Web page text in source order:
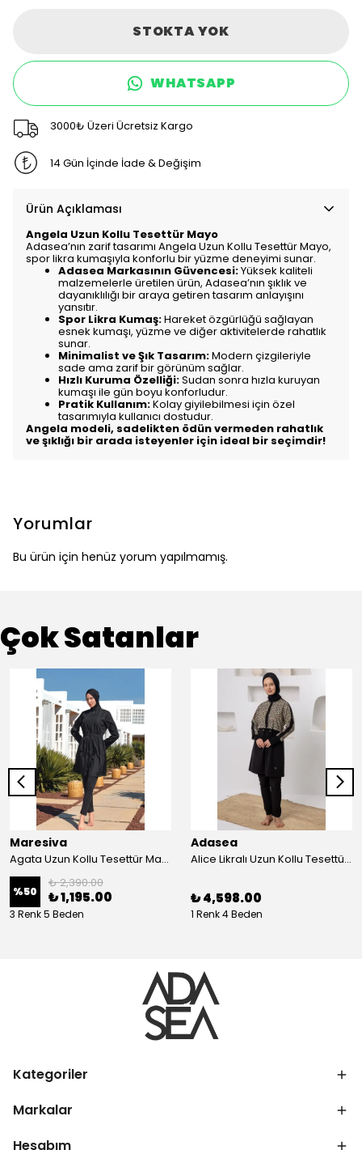
STOKTA YOK
WHATSAPP
3000₺ Üzeri Ücretsiz Kargo
14 Gün İçinde İade & Değişim
Ürün Açıklaması
Angela Uzun Kollu Tesettür Mayo
Adasea’nın zarif tasarımı Angela Uzun Kollu Tesettür Mayo,
spor likra kumaşıyla konforlu bir yüzme deneyimi sunar.
Adasea Markasının Güvencesi:Yüksek kaliteli
malzemelerle üretilen ürün, Adasea’nın şıklık ve
dayanıklılığı bir araya getiren tasarım anlayışını
yansıtır.
Spor Likra Kumaş:Hareket özgürlüğü sağlayan
esnek kumaşı, yüzme ve diğer aktivitelerde rahatlık
sunar.
Minimalist ve Şık Tasarım:Modern çizgileriyle
sade ama zarif bir görünüm sağlar.
Hızlı Kuruma Özelliği:Sudan sonra hızla kuruyan
kumaşı ile gün boyu konforludur.
Pratik Kullanım:Kolay giyilebilmesi için özel
tasarımıyla kullanıcı dostudur.
Angela modeli, sadelikten ödün vermeden rahatlık
ve şıklığı bir arada isteyenler için ideal bir seçimdir!
Yorumlar
Bu ürün için henüz yorum yapılmamış.
Çok Satanlar
Maresiva
Agata Uzun Kollu Tesettür Mayo 2404
%50
₺ 2,390.00
₺ 1,195.00
3 Renk 5 Beden
Adasea
Alice Likralı Uzun Kollu Tesettür Mayo 1207
₺ 4,598.00
1 Renk 4 Beden
Kategoriler
Markalar
Hesabım